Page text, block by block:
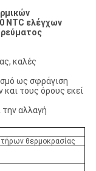
NTC ελέγχων
καλές
ως σφράγιση
και τους όρους εκεί
την αλλαγή
θερμοκρασίας